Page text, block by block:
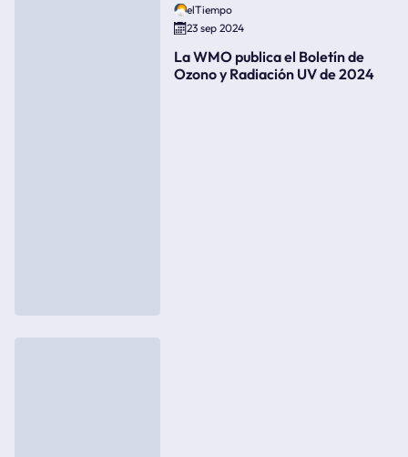
elTiempo
23 sep 2024
La WMO publica el Boletín de
Ozono y Radiación UV de 2024